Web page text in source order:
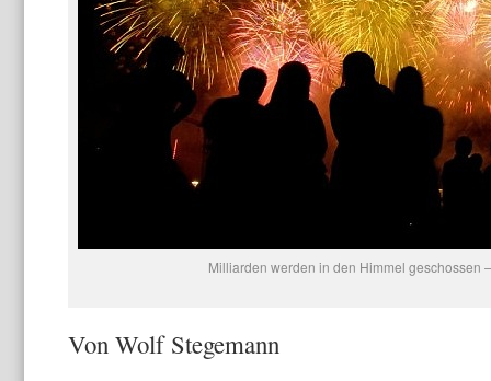
Milliarden werden in den Himmel geschossen
Von Wolf Stegemann